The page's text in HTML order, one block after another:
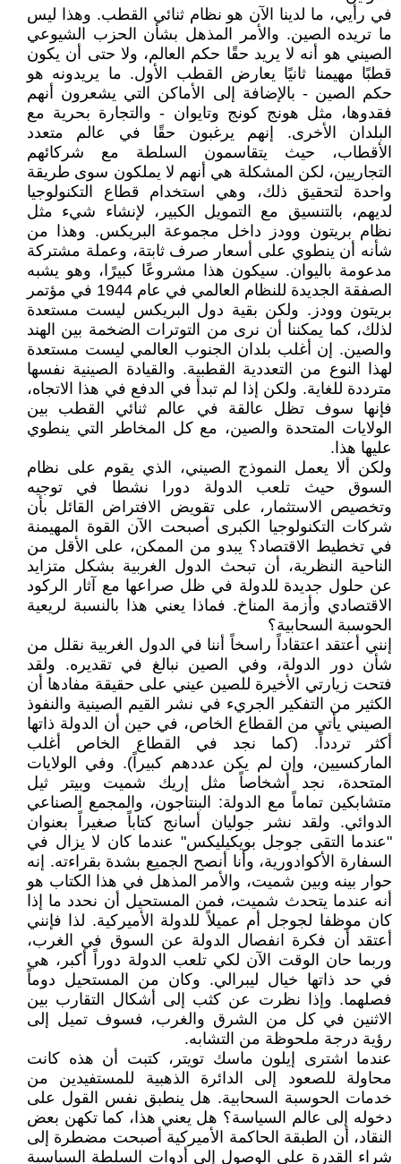
في رأيي، ما لدينا الآن هو نظام ثنائي القطب. وهذا ليس
ما تريده الصين. والأمر المذهل بشأن الحزب الشيوعي
الصيني هو أنه لا يريد حقًا حكم العالم، ولا حتى أن يكون
قطبًا مهيمنا ثانيًا يعارض القطب الأول. ما يريدونه هو
حكم الصين - بالإضافة إلى الأماكن التي يشعرون أنهم
فقدوها، مثل هونج كونج وتايوان - والتجارة بحرية مع
البلدان الأخرى. إنهم يرغبون حقًا في عالم متعدد
الأقطاب، حيث يتقاسمون السلطة مع شركائهم
التجاريين، لكن المشكلة هي أنهم لا يملكون سوى طريقة
واحدة لتحقيق ذلك، وهي استخدام قطاع التكنولوجيا
لديهم، بالتنسيق مع التمويل الكبير، لإنشاء شيء مثل
نظام بريتون وودز داخل مجموعة البريكس. وهذا من
شأنه أن ينطوي على أسعار صرف ثابتة، وعملة مشتركة
مدعومة باليوان. سيكون هذا مشروعًا كبيرًا، وهو يشبه
الصفقة الجديدة للنظام العالمي في عام 1944 في مؤتمر
بريتون وودز. ولكن بقية دول البريكس ليست مستعدة
لذلك، كما يمكننا أن نرى من التوترات الضخمة بين الهند
والصين. إن أغلب بلدان الجنوب العالمي ليست مستعدة
لهذا النوع من التعددية القطبية. والقيادة الصينية نفسها
مترددة للغاية. ولكن إذا لم تبدأ في الدفع في هذا الاتجاه،
فإنها سوف تظل عالقة في عالم ثنائي القطب بين
الولايات المتحدة والصين، مع كل المخاطر التي ينطوي
عليها هذا.
ولكن ألا يعمل النموذج الصيني، الذي يقوم على نظام
السوق حيث تلعب الدولة دورا نشطا في توجيه
وتخصيص الاستثمار، على تقويض الافتراض القائل بأن
شركات التكنولوجيا الكبرى أصبحت الآن القوة المهيمنة
في تخطيط الاقتصاد؟ يبدو من الممكن، على الأقل من
الناحية النظرية، أن تبحث الدول الغربية بشكل متزايد
عن حلول جديدة للدولة في ظل صراعها مع آثار الركود
الاقتصادي وأزمة المناخ. فماذا يعني هذا بالنسبة لريعية
الحوسبة السحابية؟
إنني أعتقد اعتقاداً راسخاً أننا في الدول الغربية نقلل من
شأن دور الدولة، وفي الصين نبالغ في تقديره. ولقد
فتحت زيارتي الأخيرة للصين عيني على حقيقة مفادها أن
الكثير من التفكير الجريء في نشر القيم الصينية والنفوذ
الصيني يأتي من القطاع الخاص، في حين أن الدولة ذاتها
أكثر تردداً. (كما نجد في القطاع الخاص أغلب
الماركسيين، وإن لم يكن عددهم كبيراً). وفي الولايات
المتحدة، نجد أشخاصاً مثل إريك شميت وبيتر ثيل
متشابكين تماماً مع الدولة: البنتاجون، والمجمع الصناعي
الدوائي. ولقد نشر جوليان أسانج كتاباً صغيراً بعنوان
"عندما التقى جوجل بويكيليكس" عندما كان لا يزال في
السفارة الأكوادورية، وأنا أنصح الجميع بشدة بقراءته. إنه
حوار بينه وبين شميت، والأمر المذهل في هذا الكتاب هو
أنه عندما يتحدث شميت، فمن المستحيل أن نحدد ما إذا
كان موظفا لجوجل أم عميلاً للدولة الأميركية. لذا فإنني
أعتقد أن فكرة انفصال الدولة عن السوق في الغرب،
وربما حان الوقت الآن لكي تلعب الدولة دوراً أكبر، هي
في حد ذاتها خيال ليبرالي. وكان من المستحيل دوماً
فصلهما. وإذا نظرت عن كثب إلى أشكال التقارب بين
الاثنين في كل من الشرق والغرب، فسوف تميل إلى
رؤية درجة ملحوظة من التشابه.
عندما اشترى إيلون ماسك تويتر، كتبت أن هذه كانت
محاولة للصعود إلى الدائرة الذهبية للمستفيدين من
خدمات الحوسبة السحابية. هل ينطبق نفس القول على
دخوله إلى عالم السياسة؟ هل يعني هذا، كما تكهن بعض
النقاد، أن الطبقة الحاكمة الأميركية أصبحت مضطرة إلى
شراء القدرة على الوصول إلى أدوات السلطة السياسية